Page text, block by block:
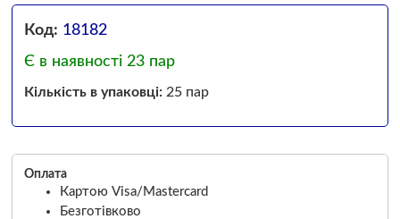
Код: 18182
Є в наявності 23 пар
Кількість в упаковці:25 пар
Оплата
Картою Visa/Mastercard
Безготівково